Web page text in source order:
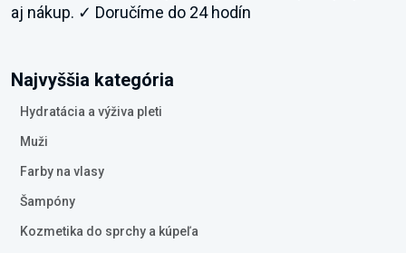
aj nákup. ✓ Doručíme do 24 hodín
Najvyššia kategória
Hydratácia a výživa pleti
Muži
Farby na vlasy
Šampóny
Kozmetika do sprchy a kúpeľa